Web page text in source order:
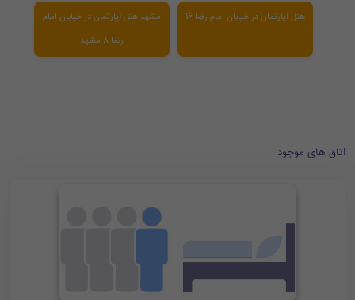
هتل آپارتمان در خیابان امام رضا 16
مشهد هتل آپارتمان در خیابان امام
رضا 8 مشهد
اتاق های موجود